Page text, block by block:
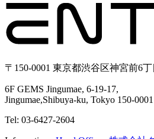
〒150-0001 東京都渋谷区神宮前6丁
6F GEMS Jingumae, 6-19-17,
Jingumae,Shibuya-ku, Tokyo 150-0001
Tel: 03-6427-2604